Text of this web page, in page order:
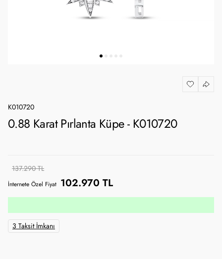
K010720
0.88 Karat Pırlanta Küpe - K010720
137.290 TL
İnternete Özel Fiyat 102.970 TL
3 Taksit İmkanı